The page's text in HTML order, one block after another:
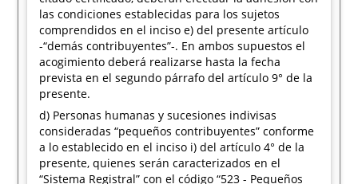
las condiciones establecidas para los sujetos
comprendidos en el inciso e) del presente artículo
-“demás contribuyentes”-. En ambos supuestos el
acogimiento deberá realizarse hasta la fecha
prevista en el segundo párrafo del artículo 9° de la
presente.
d) Personas humanas y sucesiones indivisas
consideradas “pequeños contribuyentes” conforme
a lo establecido en el inciso i) del artículo 4° de la
presente, quienes serán caracterizados en el
“Sistema Registral” con el código “523 - Pequeños